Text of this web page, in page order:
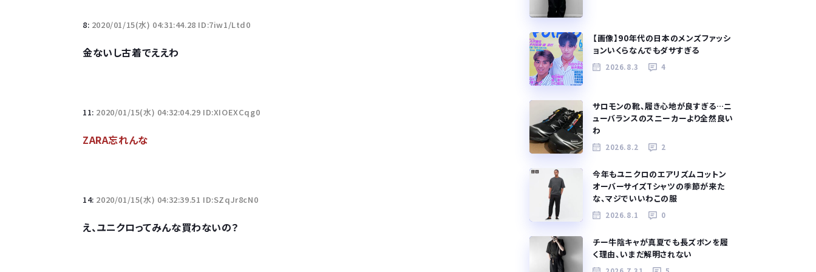
8: 2020/01/15(水) 04:31:44.28 ID:7iw1/Ltd0
金ないし古着でええわ
11: 2020/01/15(水) 04:32:04.29 ID:XIOEXCqg0
ZARA忘れんな
14: 2020/01/15(水) 04:32:39.51 ID:SZqJr8cN0
え、ユニクロってみんな買わないの？
【画像】90年代の日本のメンズファッシ
ョンいくらなんでもダサすぎる
2026.8.3 4
サロモンの靴、履き心地が良すぎる…ニ
ューバランスのスニーカーより全然良い
わ
2026.8.2 2
今年もユニクロのエアリズムコットン
オーバーサイズTシャツの季節が来た
な、マジでいいわこの服
2026.8.1 0
チー牛陰キャが真夏でも長ズボンを履
く理由、いまだ解明されない